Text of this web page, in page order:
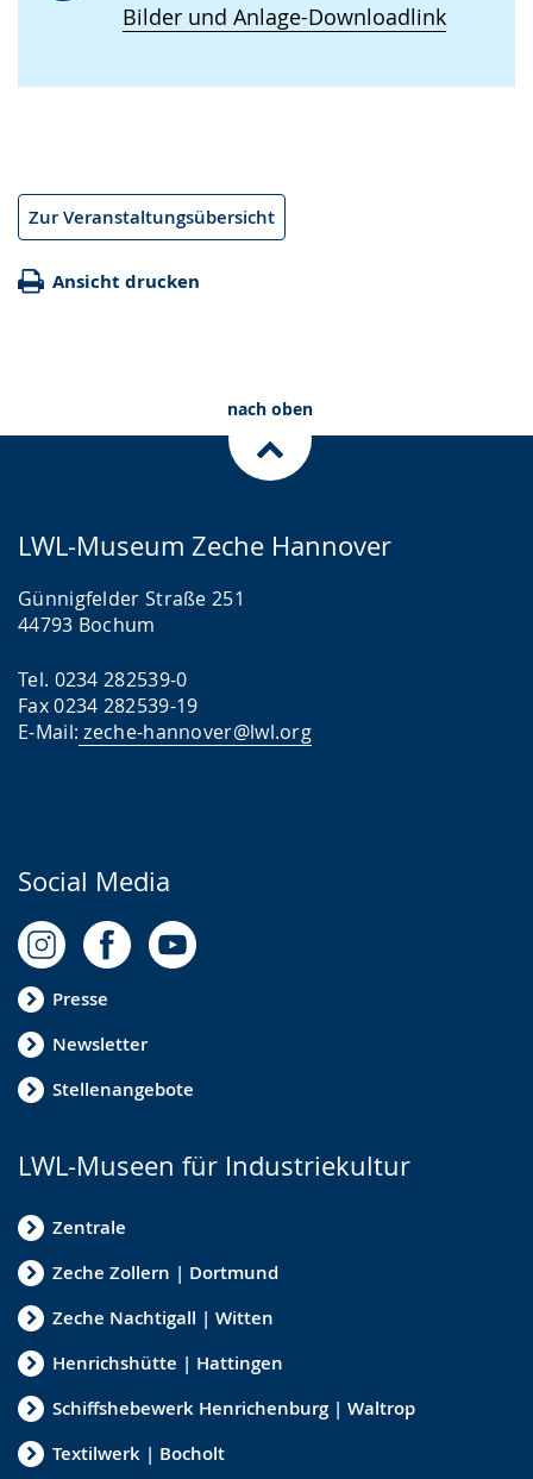
Bilder und Anlage-Downloadlink
Zur Veranstaltungsübersicht
Ansicht drucken
nach oben
LWL-Museum Zeche Hannover
Günnigfelder Straße 251
44793 Bochum
Tel. 0234 282539-0
Fax 0234 282539-19
E-Mail: zeche-hannover@lwl.org
Social Media
Presse
Newsletter
Stellenangebote
LWL-Museen für Industriekultur
Zentrale
Zeche Zollern | Dortmund
Zeche Nachtigall | Witten
Henrichshütte | Hattingen
Schiffshebewerk Henrichenburg | Waltrop
Textilwerk | Bocholt